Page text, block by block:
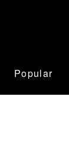
Popular